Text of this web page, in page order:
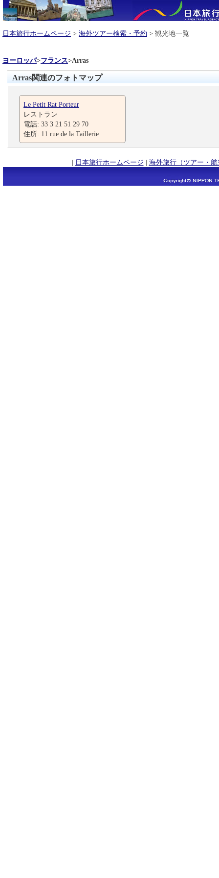
日本旅行ホームページ > 海外ツアー検索・予約 > 観光地一覧
ヨーロッパ>フランス>Arras
Arras関連のフォトマップ
Le Petit Rat Porteur
レストラン
電話: 33 3 21 51 29 70
住所: 11 rue de la Taillerie
| 日本旅行ホームページ | 海外旅行（ツアー・航